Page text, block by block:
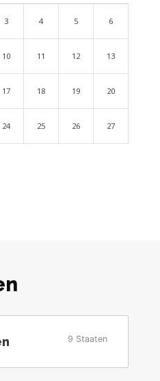
3 4 5 6
10 11 12 13
17 18 19 20
24 25 26 27
9 Staaten